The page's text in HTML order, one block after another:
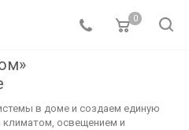
0
в доме и создаем единую
климатом, освещением и